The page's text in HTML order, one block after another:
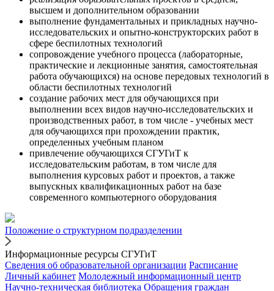
высшем и дополнительном образовании
выполнение фундаментальных и прикладных научно-
исследовательских и опытно-конструкторских работ в
сфере беспилотных технологий
сопровождение учебного процесса (лабораторные,
практические и лекционные занятия, самостоятельная
работа обучающихся) на основе передовых технологий в
области беспилотных технологий
создание рабочих мест для обучающихся при
выполнении всех видов научно-исследовательских и
производственных работ, в том числе - учебных мест
для обучающихся при прохождении практик,
определенных учебным планом
привлечение обучающихся СГУГиТ к
исследовательским работам, в том числе для
выполнения курсовых работ и проектов, а также
выпускных квалификационных работ на базе
современного компьютерного оборудования
Положение о структурном подразделении
Информационные ресурсы СГУГиТ
Сведения об образовательной организации Расписание
Личный кабинет Молодежный информационный центр
Научно-техническая библиотека Обращения граждан